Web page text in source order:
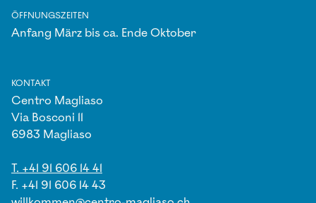
ÖFFNUNGSZEITEN
Anfang März bis ca. Ende Oktober
KONTAKT
Centro Magliaso
Via Bosconi 11
6983 Magliaso
T. +41 91 606 14 41
F. +41 91 606 14 43